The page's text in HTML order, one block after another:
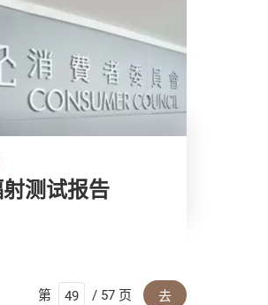
测试报告
第 / 57 页 去